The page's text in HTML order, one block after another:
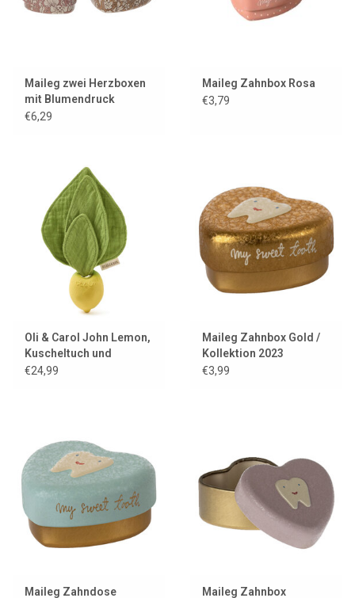
Maileg zwei Herzboxen
mit Blumendruck
€6,29
Maileg Zahnbox Rosa
€3,79
Oli & Carol John Lemon,
Kuscheltuch und
Beißspielzeug
€24,99
Maileg Zahnbox Gold /
Kollektion 2023
€3,99
Maileg Zahndose
Maileg Zahnbox